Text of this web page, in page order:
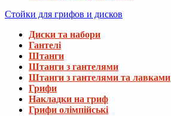
Стойки для грифов и дисков
Диски та набори
Гантелі
Штанги
Штанги з гантелями
Штанги з гантелями та лавками
Грифи
Накладки на гриф
Грифи олімпійські